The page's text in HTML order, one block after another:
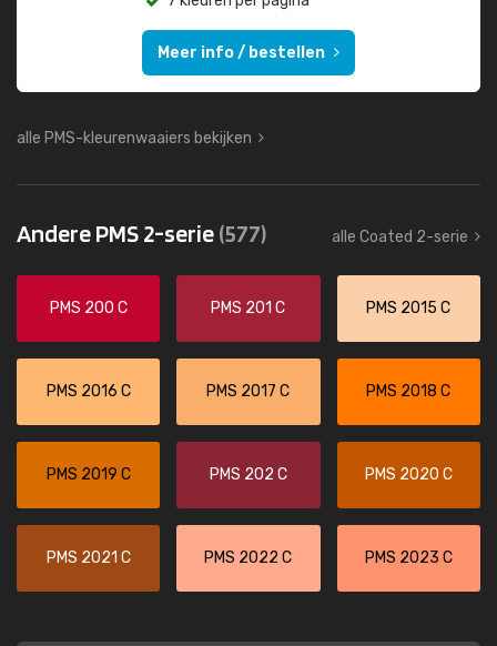
Meer info / bestellen
alle PMS-kleurenwaaiers bekijken
Andere PMS 2-serie(577) alle Coated 2-serie
PMS 200 C PMS 201 C PMS 2015 C
PMS 2016 C PMS 2017 C PMS 2018 C
PMS 2019 C PMS 202 C PMS 2020 C
PMS 2021 C PMS 2022 C PMS 2023 C